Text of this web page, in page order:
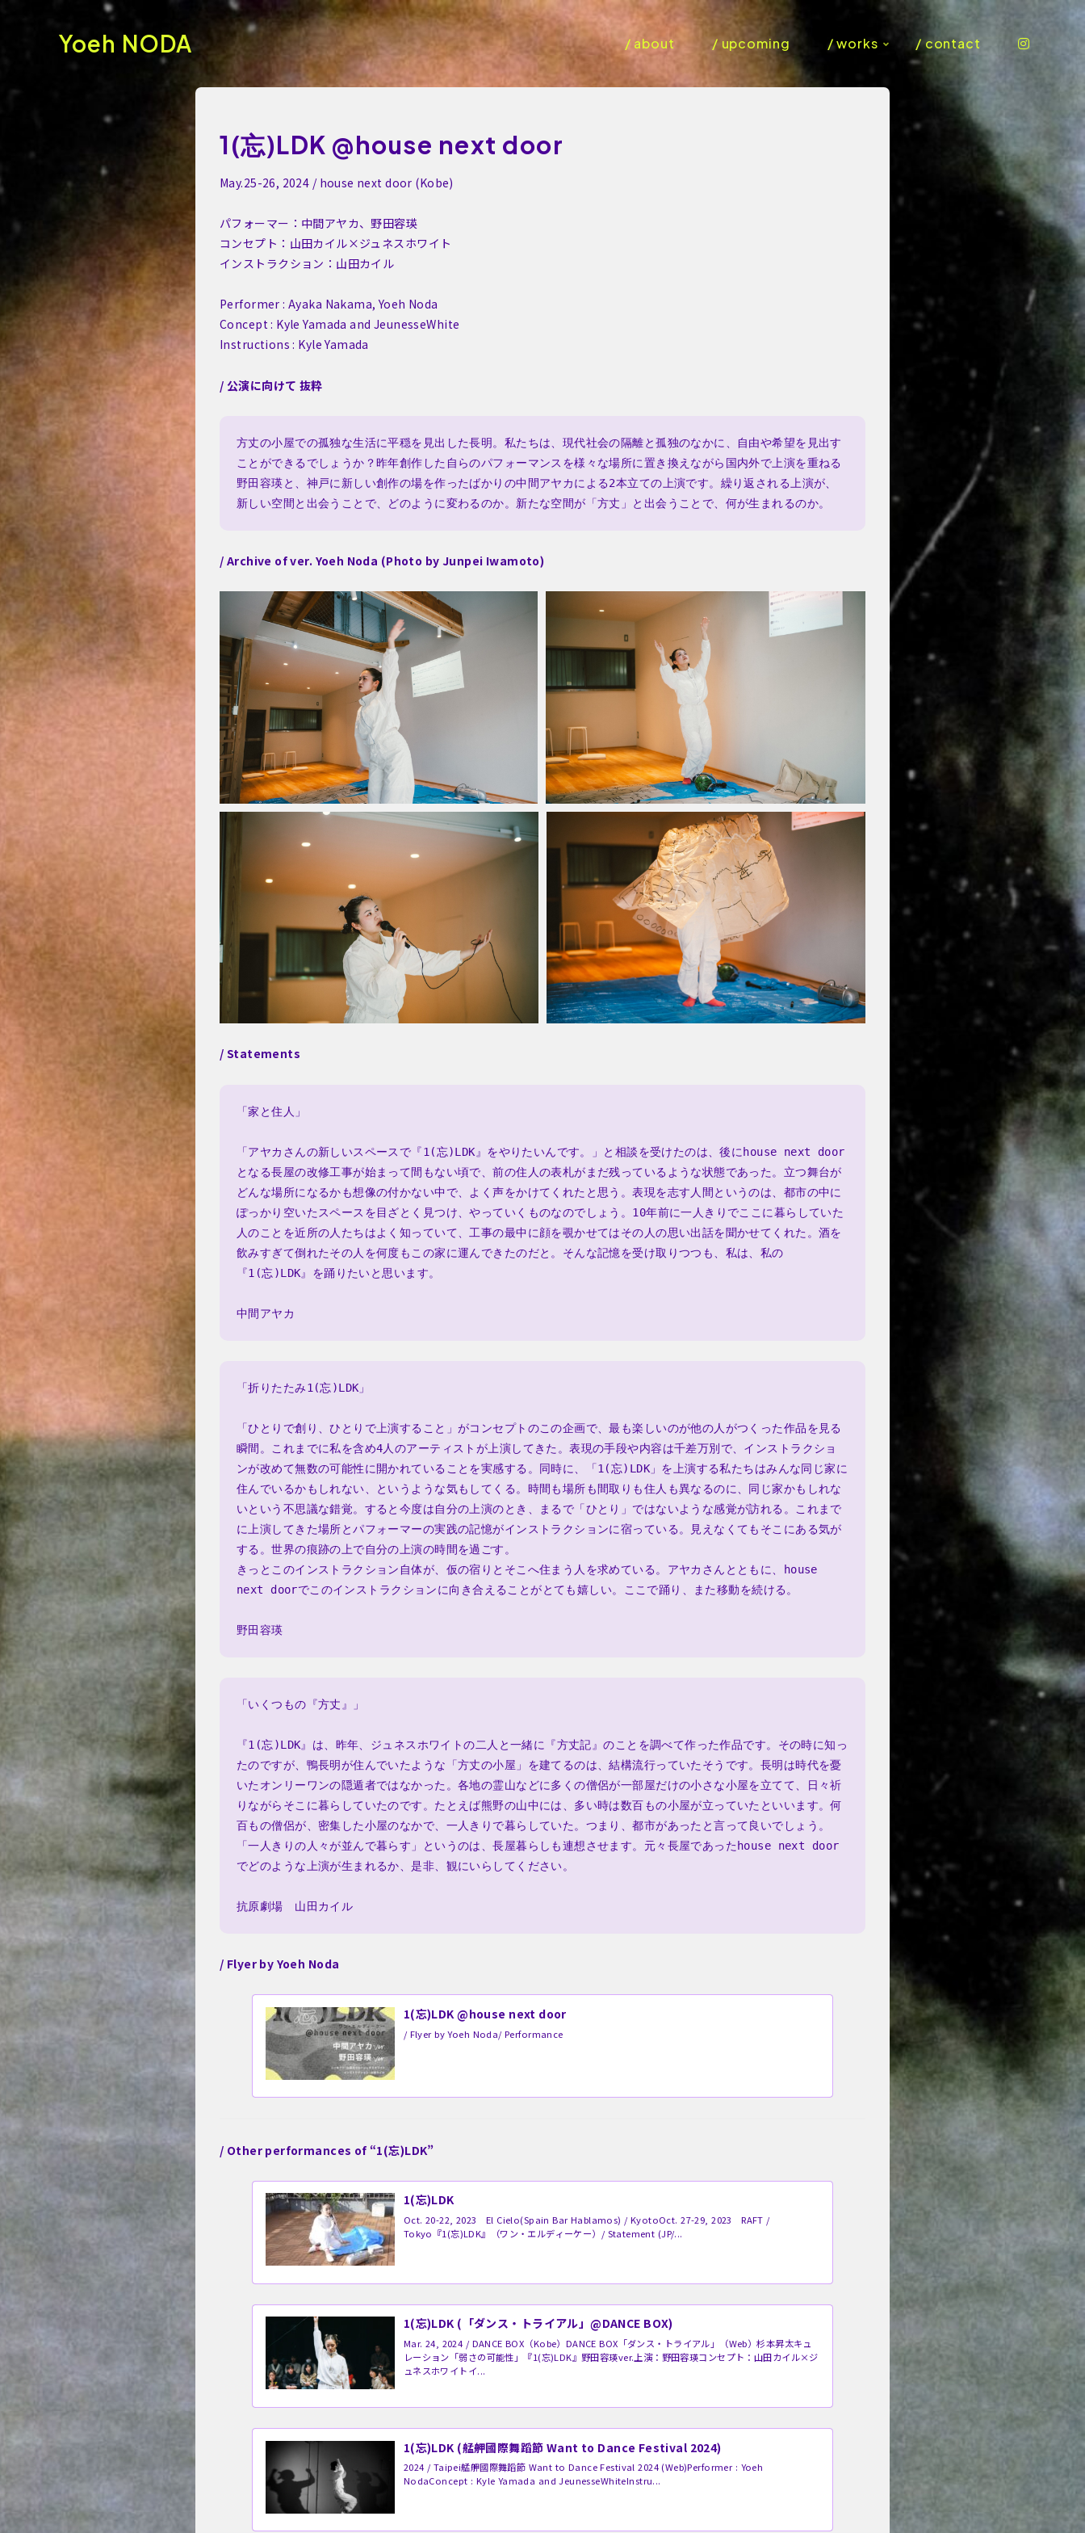
Yoeh NODA / about / upcoming / works / contact
1(忘)LDK @house next door
May.25-26, 2024 / house next door (Kobe)
パフォーマー：中間アヤカ、野田容瑛
コンセプト：山田カイル×ジュネスホワイト
インストラクション：山田カイル
Performer : Ayaka Nakama, Yoeh Noda
Concept : Kyle Yamada and JeunesseWhite
Instructions : Kyle Yamada
/ 公演に向けて 抜粋
方丈の小屋での孤独な生活に平穏を見出した長明。私たちは、現代社会の隔離と孤独のなかに、自由や希望を見出す
ことができるでしょうか？昨年創作した自らのパフォーマンスを様々な場所に置き換えながら国内外で上演を重ねる
野田容瑛と、神戸に新しい創作の場を作ったばかりの中間アヤカによる2本立ての上演です。繰り返される上演が、
新しい空間と出会うことで、どのように変わるのか。新たな空間が「方丈」と出会うことで、何が生まれるのか。
/ Archive of ver. Yoeh Noda (Photo by Junpei Iwamoto)
/ Statements
「家と住人」
「アヤカさんの新しいスペースで『1(忘)LDK』をやりたいんです。」と相談を受けたのは、後にhouse next door
となる長屋の改修工事が始まって間もない頃で、前の住人の表札がまだ残っているような状態であった。立つ舞台が
どんな場所になるかも想像の付かない中で、よく声をかけてくれたと思う。表現を志す人間というのは、都市の中に
ぽっかり空いたスペースを目ざとく見つけ、やっていくものなのでしょう。10年前に一人きりでここに暮らしていた
人のことを近所の人たちはよく知っていて、工事の最中に顔を覗かせてはその人の思い出話を聞かせてくれた。酒を
飲みすぎて倒れたその人を何度もこの家に運んできたのだと。そんな記憶を受け取りつつも、私は、私の
『1(忘)LDK』を踊りたいと思います。
中間アヤカ
「折りたたみ1(忘)LDK」
「ひとりで創り、ひとりで上演すること」がコンセプトのこの企画で、最も楽しいのが他の人がつくった作品を見る
瞬間。これまでに私を含め4人のアーティストが上演してきた。表現の手段や内容は千差万別で、インストラクショ
ンが改めて無数の可能性に開かれていることを実感する。同時に、「1(忘)LDK」を上演する私たちはみんな同じ家に
住んでいるかもしれない、というような気もしてくる。時間も場所も間取りも住人も異なるのに、同じ家かもしれな
いという不思議な錯覚。すると今度は自分の上演のとき、まるで「ひとり」ではないような感覚が訪れる。これまで
に上演してきた場所とパフォーマーの実践の記憶がインストラクションに宿っている。見えなくてもそこにある気が
する。世界の痕跡の上で自分の上演の時間を過ごす。
きっとこのインストラクション自体が、仮の宿りとそこへ住まう人を求めている。アヤカさんとともに、house
next doorでこのインストラクションに向き合えることがとても嬉しい。ここで踊り、また移動を続ける。
野田容瑛
「いくつもの『方丈』」
『1(忘)LDK』は、昨年、ジュネスホワイトの二人と一緒に『方丈記』のことを調べて作った作品です。その時に知っ
たのですが、鴨長明が住んでいたような「方丈の小屋」を建てるのは、結構流行っていたそうです。長明は時代を憂
いたオンリーワンの隠遁者ではなかった。各地の霊山などに多くの僧侶が一部屋だけの小さな小屋を立てて、日々祈
りながらそこに暮らしていたのです。たとえば熊野の山中には、多い時は数百もの小屋が立っていたといいます。何
百もの僧侶が、密集した小屋のなかで、一人きりで暮らしていた。つまり、都市があったと言って良いでしょう。
「一人きりの人々が並んで暮らす」というのは、長屋暮らしも連想させます。元々長屋であったhouse next door
でどのような上演が生まれるか、是非、観にいらしてください。
抗原劇場　山田カイル
/ Flyer by Yoeh Noda
1(忘)LDK @house next door
/ Flyer by Yoeh Noda/ Performance
/ Other performances of “1(忘)LDK”
1(忘)LDK
Oct. 20-22, 2023 El Cielo(Spain Bar Hablamos) / Kyoto​Oct. 27-29, 2023 RAFT /
Tokyo『1(忘)LDK』（ワン・エルディーケー）/ Statement (JP/...
1(忘)LDK (「ダンス・トライアル」@DANCE BOX)
Mar. 24, 2024 / DANCE BOX（Kobe）DANCE BOX「ダンス・トライアル」（Web）杉本昇太キュ
レーション「弱さの可能性」『1(忘)LDK』野田容瑛ver.上演：野田容瑛コンセプト：山田カイル×ジ
ュネスホワイトイ...
1(忘)LDK (艋舺國際舞蹈節 Want to Dance Festival 2024)
2024 / Taipei艋舺國際舞蹈節 Want to Dance Festival 2024 (Web)Performer : Yoeh
NodaConcept : Kyle Yamada and JeunesseWhiteInstru...